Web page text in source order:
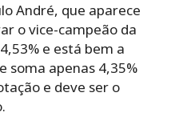
André, que aparece
o vice-campeão da
e está bem a
soma apenas 4,35%
e deve ser o